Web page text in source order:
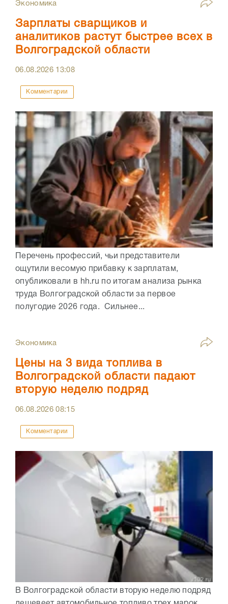
Экономика
Зарплаты сварщиков и
аналитиков растут быстрее всех в
Волгоградской области
06.08.2026 13:08
Комментарии
Перечень профессий, чьи представители
ощутили весомую прибавку к зарплатам,
опубликовали в hh.ru по итогам анализа рынка
труда Волгоградской области за первое
полугодие 2026 года. Сильнее...
Экономика
Цены на 3 вида топлива в
Волгоградской области падают
вторую неделю подряд
06.08.202608:15
Комментарии
В Волгоградской области вторую неделю подряд